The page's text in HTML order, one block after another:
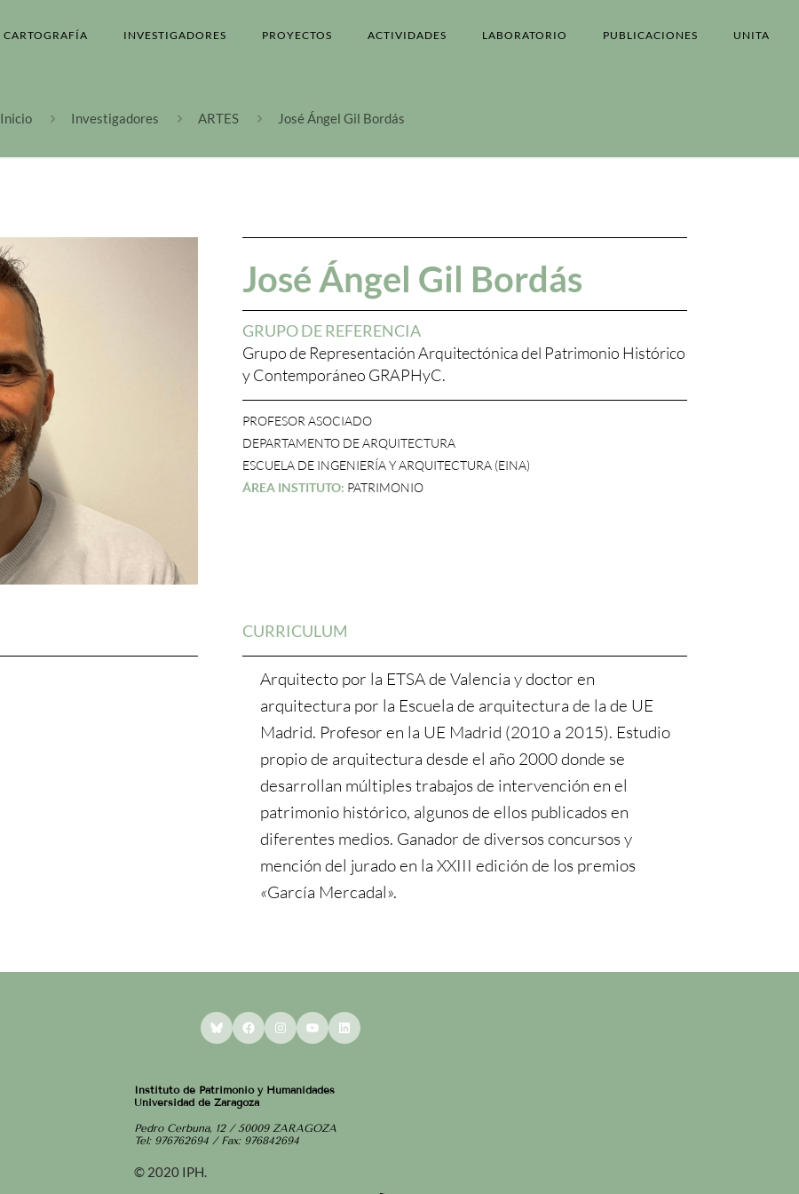
CARTOGRAFÍA INVESTIGADORES PROYECTOS ACTIVIDADES LABORATORIO PUBLICACIONES UNITA
Inicio Investigadores ARTES José Ángel Gil Bordás
José Ángel Gil Bordás
GRUPO DE REFERENCIA
Grupo de Representación Arquitectónica del Patrimonio Histórico
y Contemporáneo GRAPHyC.
PROFESOR ASOCIADO
DEPARTAMENTO DE ARQUITECTURA
ESCUELA DE INGENIERÍA Y ARQUITECTURA (EINA)
ÁREA INSTITUTO: PATRIMONIO
CURRICULUM
Arquitecto por la ETSA de Valencia y doctor en
arquitectura por la Escuela de arquitectura de la de UE
Madrid. Profesor en la UE Madrid (2010 a 2015). Estudio
propio de arquitectura desde el año 2000 donde se
desarrollan múltiples trabajos de intervención en el
patrimonio histórico, algunos de ellos publicados en
diferentes medios. Ganador de diversos concursos y
mención del jurado en la XXIII edición de los premios
«García Mercadal».
BlueskyFacebookInstagram
YouTubeLinkedIn
Instituto de Patrimonio y Humanidades
Universidad de Zaragoza
Pedro Cerbuna, 12 / 50009 ZARAGOZA
Tel: 976762694 / Fax: 976842694
© 2020 IPH.